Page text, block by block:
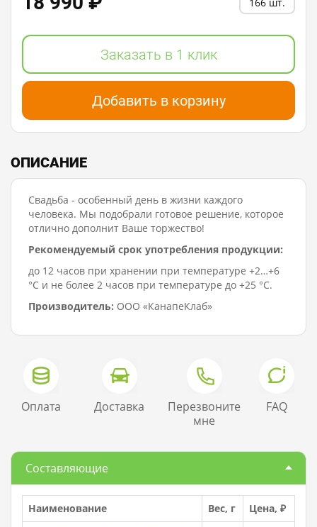
Заказать в 1 клик
Добавить в корзину
ОПИСАНИЕ
Свадьба - особенный день в жизни каждого
человека. Мы подобрали готовое решение, которое
отлично дополнит Ваше торжество!
Рекомендуемый срок употребления продукции:
до 12 часов при хранении при температуре +2…+6
°C и не более 2 часов при температуре до +25 °C.
Производитель: ООО «КанапеКлаб»
Составляющие
Наименование Вес, г
Цена, ₽
Оплата Доставка
Перезвоните
мне
FAQ